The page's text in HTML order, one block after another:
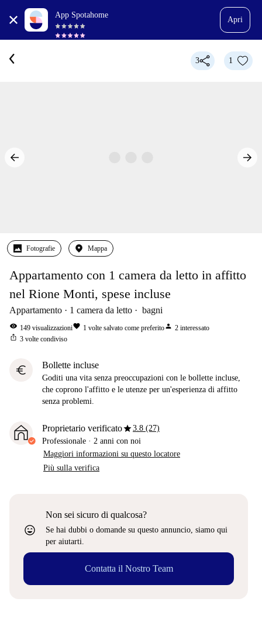
App Spotahome
Apri
3 1
Fotografie Mappa
Appartamento con 1 camera da letto in affitto
nel Rione Monti, spese incluse
Appartamento 1 camera da letto bagni
visibility 149 visualizzazionifavorite 1 volte salvato come preferitoperson 2 interessato
ios_share 3 volte condiviso
euro Bollette incluse
Goditi una vita senza preoccupazioni con le bollette incluse,
che coprono l'affitto e le utenze per un'esperienza di affitto
senza problemi.
Proprietario verificatostar3.8 (27)
Professionale · 2 anni con noi
Maggiori informazioni su questo locatore
Più sulla verifica
sentiment_very_satisfied
Non sei sicuro di qualcosa?
Se hai dubbi o domande su questo annuncio, siamo qui
per aiutarti.
Contatta il Nostro Team